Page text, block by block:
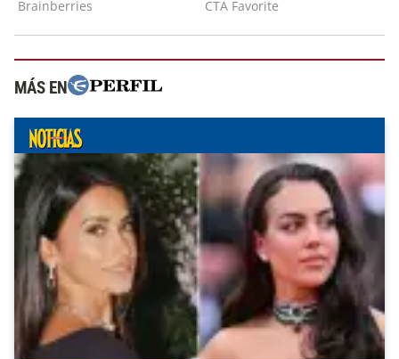
MÁS EN